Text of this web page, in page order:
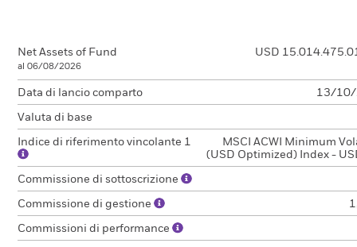
Net Assets of Fund
al 06/08/2026
USD
Data di lancio comparto 13/10/
Valuta di base
Indice di riferimento vincolante 1
MSCI ACWI Minimum
(USD Optimized) Index -
Commissione di sottoscrizione
Commissione di gestione
Commissioni di performance